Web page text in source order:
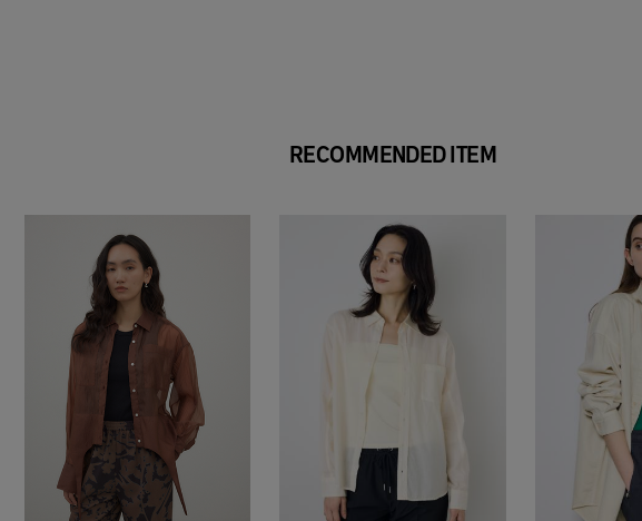
RECOMMENDED ITEM